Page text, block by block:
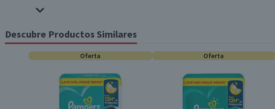
Descubre Productos Similares
Oferta Oferta